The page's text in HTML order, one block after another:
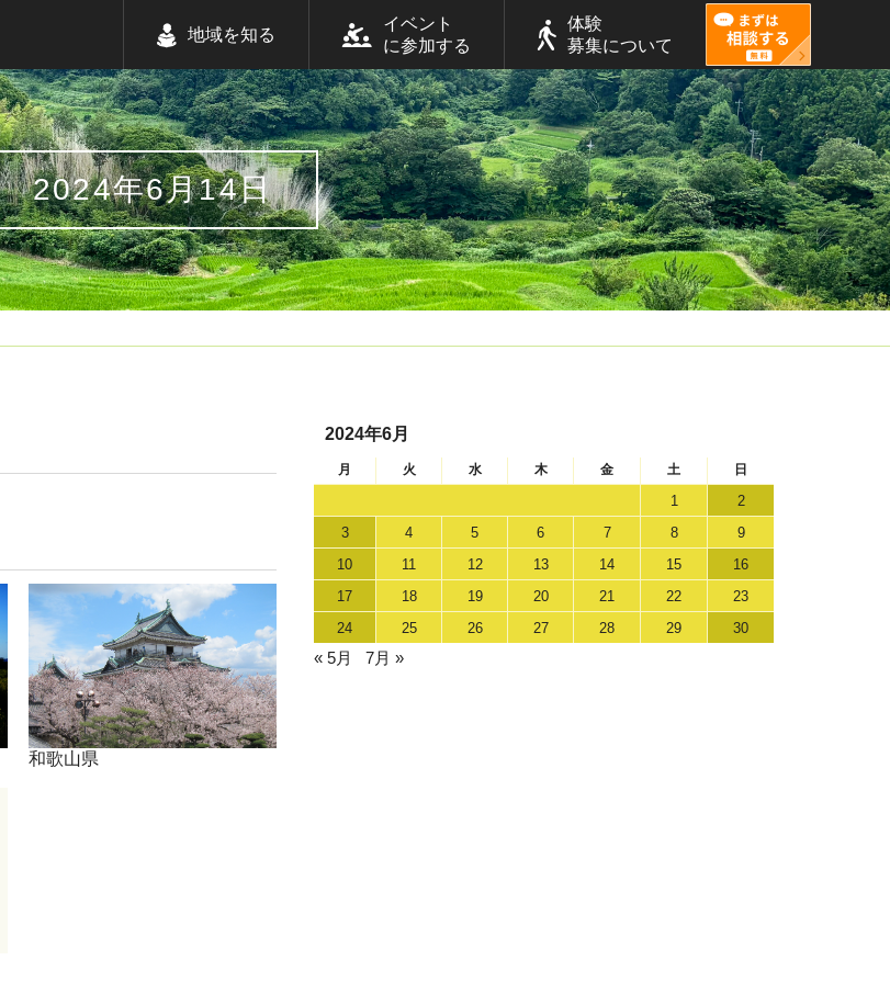
地域を知る
イベント
に参加する
体験
募集について
2024年6月14日
和歌山県
2024年6月
月 火 水 木 金 土 日
1
2
3
4 5 6 7 8
9
10
11 12 13 14 15
16
17
18 19 20 21 22
23
24
25 26 27 28 29 30
« 5月 7月 »